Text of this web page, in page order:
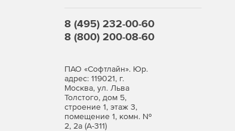
8 (495) 232-00-60
8 (800) 200-08-60
ПАО «Софтлайн». Юр.
адрес: 119021, г.
Москва, ул. Льва
Толстого, дом 5,
строение 1, этаж 3,
помещение 1, комн. №
2, 2а (А-311)